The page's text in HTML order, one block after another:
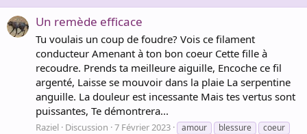
Un remède efficace
Tu voulais un coup de foudre? Vois ce filament
conducteur Amenant à ton bon coeur Cette fille à
recoudre. Prends ta meilleure aiguille, Encoche ce fil
argenté, Laisse se mouvoir dans la plaie La serpentine
anguille. La douleur est incessante Mais tes vertus sont
puissantes, Te démontrera...
Raziel Discussion 7 Février 2023 amour blessure
coeur